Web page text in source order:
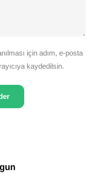
için adım, e-posta
kaydedilsin.